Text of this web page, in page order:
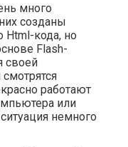
много
созданы
Html-кода, но
Flash-
своей
работают
или
немного